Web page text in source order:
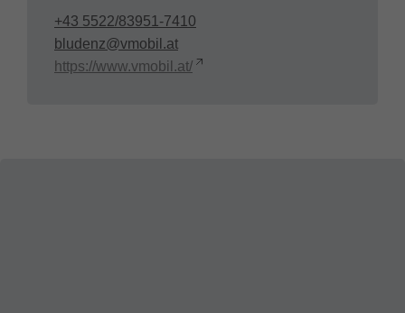
+43 5522/83951-7410
bludenz@vmobil.at
https://www.vmobil.at/